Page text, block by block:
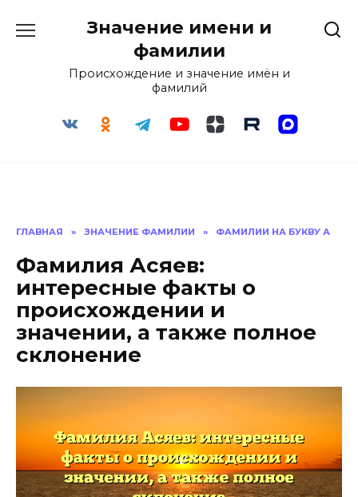
Значение имени и
фамилии
Происхождение и значение имён и
фамилий
ГЛАВНАЯ » ЗНАЧЕНИЕ ФАМИЛИИ » ФАМИЛИИ НА БУКВУ А
Фамилия Асяев:
интересные факты о
происхождении и
значении, а также полное
склонение